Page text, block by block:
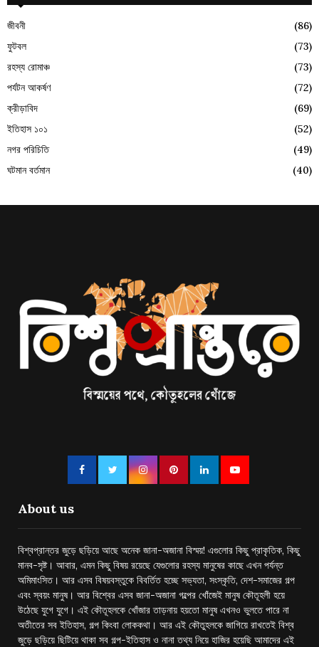
জীবনী
(86)
ফুটবল
(73)
রহস্য রোমাঞ্চ
(73)
পর্যটন আকর্ষণ
(72)
ক্রীড়াবিদ
(69)
ইতিহাস ১০১
(52)
নগর পরিচিতি
(49)
ঘটমান বর্তমান
(40)
About us
বিশ্বপ্রান্তর জুড়ে ছড়িয়ে আছে অনেক জানা-অজানা বিস্ময়! এগুলোর কিছু প্রাকৃতিক, কিছু
মানব-সৃষ্ট। আবার, এমন কিছু বিষয় রয়েছে যেগুলোর রহস্য মানুষের কাছে এখন পর্যন্ত
অমিমাংসিত। আর এসব বিষয়বস্তুকে বিবর্তিত হচ্ছে সভ্যতা, সংস্কৃতি, দেশ-সমাজের গল্প
এবং স্বয়ং মানুষ। আর বিশ্বের এসব জানা-অজানা গল্পের খোঁজেই মানুষ কৌতূহলী হয়ে
উঠেছে যুগে যুগে। এই কৌতূহলকে খোঁজার তাড়নায় হয়তো মানুষ এখনও ভুলতে পারে না
অতীতের সব ইতিহাস, গল্প কিংবা লোককথা। আর এই কৌতুহলকে জাগিয়ে রাখতেই বিশ্ব
জুড়ে ছড়িয়ে ছিটিয়ে থাকা সব গল্প-ইতিহাস ও নানা তথ্য নিয়ে হাজির হয়েছি আমাদের এই